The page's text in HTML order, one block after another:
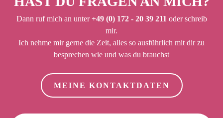
Dann ruf mich an unter+49 (0) 172 - 20 39 211 oder schreib
mir.
Ich nehme mir gerne die Zeit, alles so ausführlich mit dir zu
besprechen wie und was du brauchst
MEINE KONTAKTDATEN